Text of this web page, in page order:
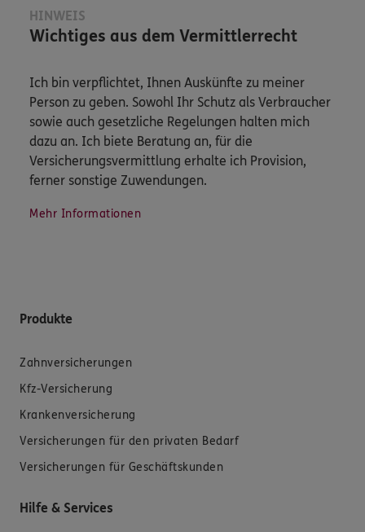
HINWEIS
Wichtiges aus dem Vermittlerrecht
Ich bin verpflichtet, Ihnen Auskünfte zu meiner
Person zu geben. Sowohl Ihr Schutz als Verbraucher
sowie auch gesetzliche Regelungen halten mich
dazu an. Ich biete Beratung an, für die
Versicherungsvermittlung erhalte ich Provision,
ferner sonstige Zuwendungen.
Mehr Informationen
Produkte
Zahnversicherungen
Kfz-Versicherung
Krankenversicherung
Versicherungen für den privaten Bedarf
Versicherungen für Geschäftskunden
Hilfe & Services